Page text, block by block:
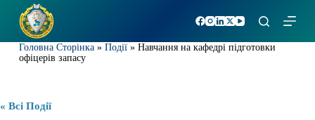
П
й
д
Головна Сторінка» Події» Навчання на кафедрі підготовки
офіцерів запасу
« Всі Події